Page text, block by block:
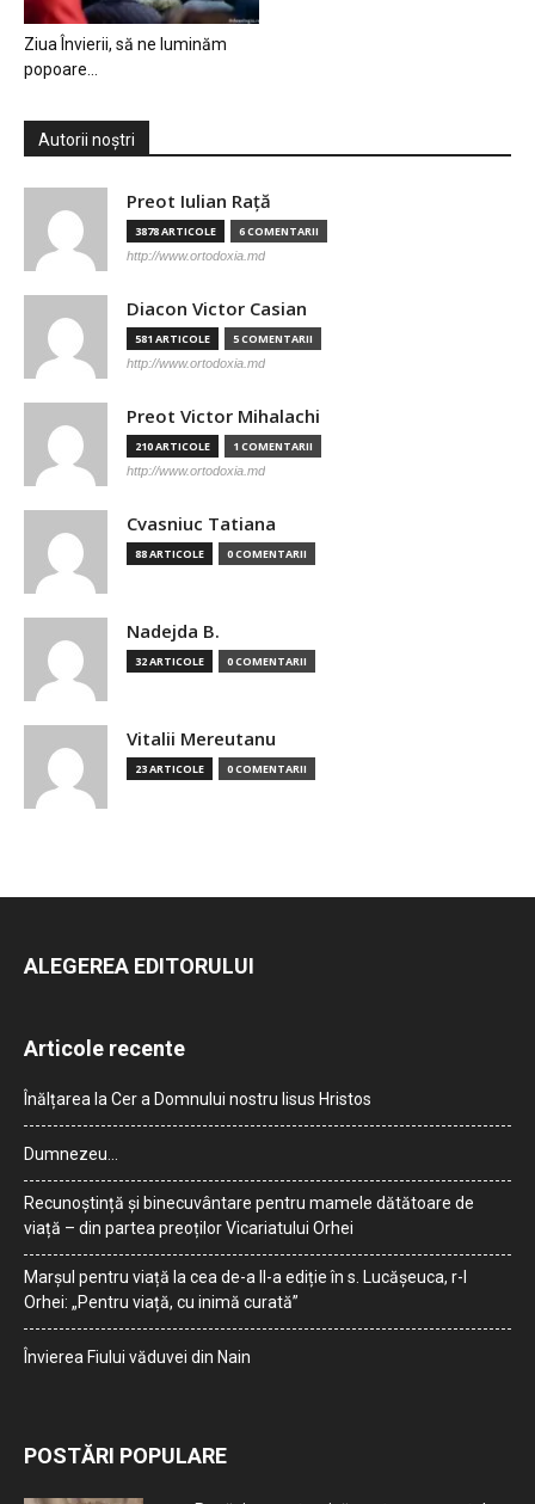
Ziua Învierii, să ne luminăm
popoare…
Autorii noștri
Preot Iulian Raţă
3878 ARTICOLE 6 COMENTARII
http://www.ortodoxia.md
Diacon Victor Casian
581 ARTICOLE 5 COMENTARII
http://www.ortodoxia.md
Preot Victor Mihalachi
210 ARTICOLE 1 COMENTARII
http://www.ortodoxia.md
Cvasniuc Tatiana
88 ARTICOLE 0 COMENTARII
Nadejda B.
32 ARTICOLE 0 COMENTARII
Vitalii Mereutanu
23 ARTICOLE 0 COMENTARII
ALEGEREA EDITORULUI
Articole recente
Înălțarea la Cer a Domnului nostru Iisus Hristos
Dumnezeu…
Recunoștință și binecuvântare pentru mamele dătătoare de
viață – din partea preoților Vicariatului Orhei
Marșul pentru viață la cea de-a II-a ediție în s. Lucășeuca, r-l
Orhei: „Pentru viață, cu inimă curată”
Învierea Fiului văduvei din Nain
POSTĂRI POPULARE